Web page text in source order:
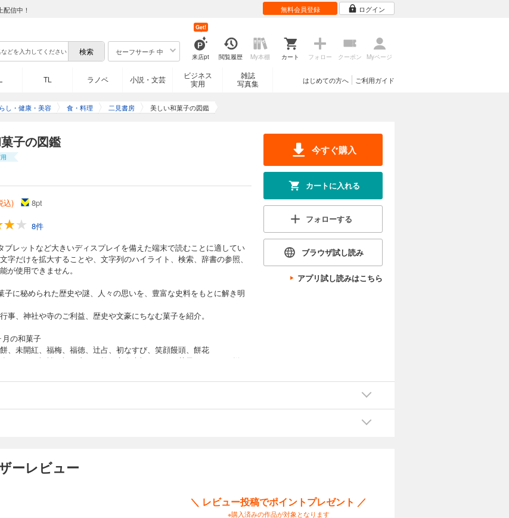
信中！ 無料会員登録 ログイン
セーフサーチ 中
来店pt
Get!
閲覧履歴 My本棚 カート フォロー クーポン Myページ
TL ラノベ 小説・文芸
ビジネス
実用
雑誌
写真集
ご利用ガイド
はじめての方へ
し・健康・美容 食・料理 二見書房 美しい和菓子の図鑑
子の図鑑
込) 8pt
8件
ブレットなど大きいディスプレイを備えた端末で読むことに適してい
字だけを拡大することや、文字列のハイライト、検索、辞書の参照、
が使用できません。
子に秘められた歴史や謎、人々の思いを、豊富な史料をもとに解き明
事、神社や寺のご利益、歴史や文豪にちなむ菓子を紹介。
の和菓子
、未開紅、福梅、福徳、辻占、初なすび、笑顔饅頭、餅花
糊こぼし、福枡、福ハ内、玉椿、立春大福、キツネ菓子、うぐいす餅
、草餅、雛あられ、いがまんじゅう、菱餅、金花糖、ぼた餅、天ぷら饅
つつじ、落とし文、ちまき、柏もち、べこ餅、あくまき、麦代餅、菖
、光琳菊、着せ綿、千代菊、おはぎ、月見団子、桔梗、すすき、野分
ん、山づと、栗粉餅、むらすゞめ、鳴子、のし飴、山路、村雨
風花、袴腰餅、顔見世、煤餅、川渡餅、鏡餅、御幣餅、etc
今すぐ購入
カートに入れる
フォローする
ブラウザ試し読み
アプリ試し読みはこちら
ーレビュー
＼ レビュー投稿でポイントプレゼント ／
※購入済みの作品が対象となります